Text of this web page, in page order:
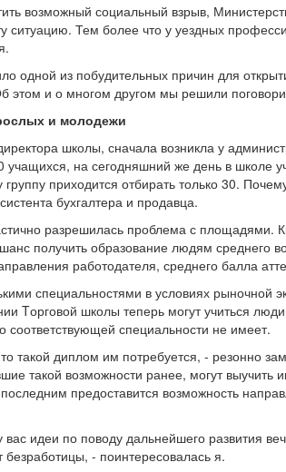
возможный социальный взрыв,
ситуацию. Тем более что у уездных
одной из побудительных причин для
этом и о многом другом мы решили
и молодежи
школы, сначала возникла у
учащихся, на сегодняшний же день в школе
группу приходится отбирать только 30.
бухгалтера и продавца.
разрешилась проблема с площадями.
получить образование людям среднего
работодателя, среднего балла
специальностями в условиях рыночной
Tорговой школы теперь могут учиться
соответствующей специальности не имеет.
такой диплом им потребуется, - резонно
такой возможности ранее, могут
предоставится возможность
идеи по поводу дальнейшего развития
безработицы, - поинтересовалась я.